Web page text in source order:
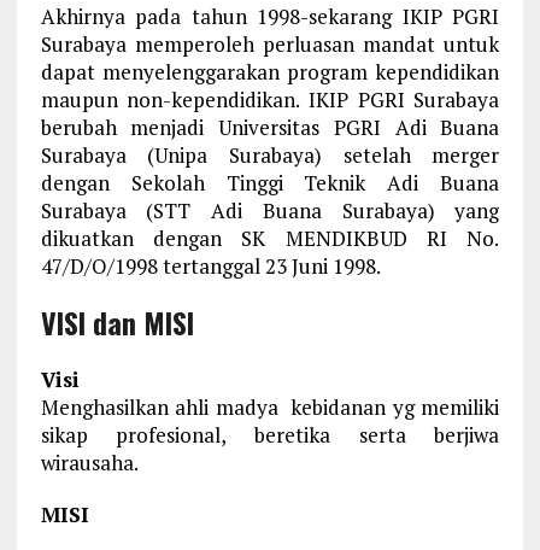
Akhirnya pada tahun 1998-sekarang IKIP PGRI
Surabaya memperoleh perluasan mandat untuk
dapat menyelenggarakan program kependidikan
maupun non-kependidikan. IKIP PGRI Surabaya
berubah menjadi Universitas PGRI Adi Buana
Surabaya (Unipa Surabaya) setelah merger
dengan Sekolah Tinggi Teknik Adi Buana
Surabaya (STT Adi Buana Surabaya) yang
dikuatkan dengan SK MENDIKBUD RI No.
47/D/O/1998 tertanggal 23 Juni 1998.
VISI dan MISI
Visi
Menghasilkan ahli madya kebidanan yg memiliki
sikap profesional, beretika serta berjiwa
wirausaha.
MISI